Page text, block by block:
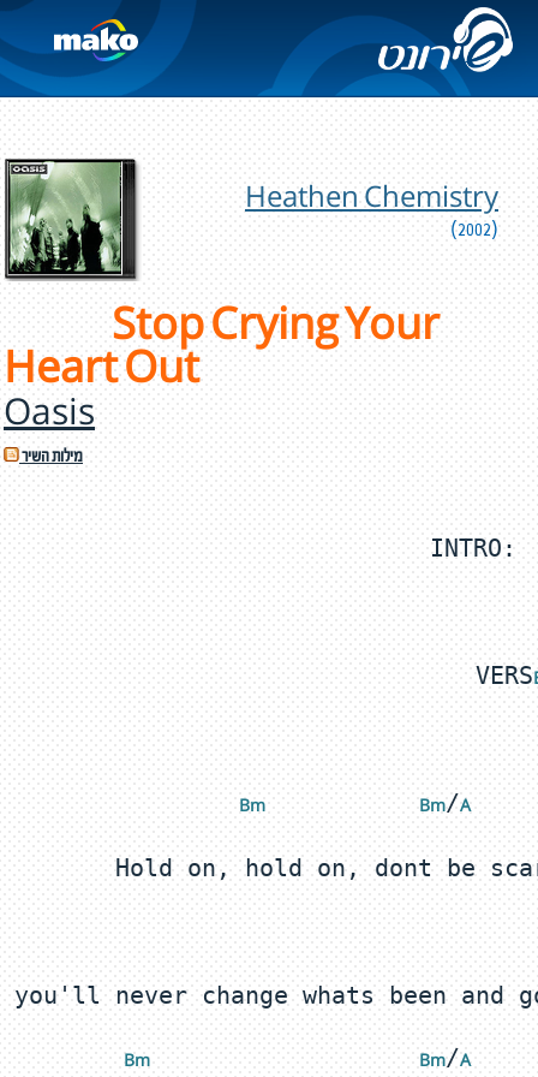
Heathen Chemistry
(2002)
Stop Crying Your
Heart Out
Oasis
מילות השיר
VERS
Bm Bm/A
Bm Bm/A